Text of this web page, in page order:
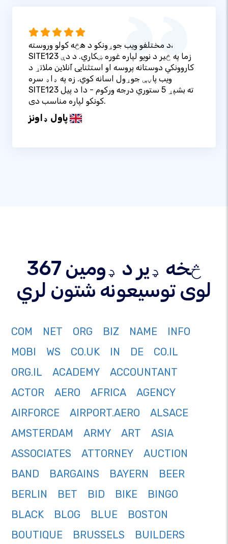
د مختلفو ویب جوړونکو د هڅه کولو وروسته،
SITE123 زما په څیر د نویو لپاره غوره ښکاري. د دې
کاروونکي دوستانه پروسه او استثنایی آنلاین ملاتړ د
ویب پاڼې جوړول اسانه کوي. زه په ډاډ سره
SITE123 ته بشپړ 5 ستوري درجه ورکوم - دا د پیل
کونکو لپاره مناسب دی.
پاول ډاونز
367 څخه ډیر د ډومین
لوی توسیعونه شتون لري
COM NET ORG BIZ NAME
INFO
MOBI
WS CO.UK IN DE
CO.IL
ORG.IL
ACADEMY
ACCOUNTANT
ACTOR
AERO AFRICA
AGENCY
AIRFORCE
AIRPORT.AERO
ALSACE
AMSTERDAM
ARMY ART
ASIA
ASSOCIATES
ATTORNEY
AUCTION
BAND
BARGAINS BAYERN
BEER
BERLIN
BET BID BIKE
BINGO
BLACK
BLOG BLUE
BOSTON
BOUTIQUE
BRUSSELS
BUILDERS